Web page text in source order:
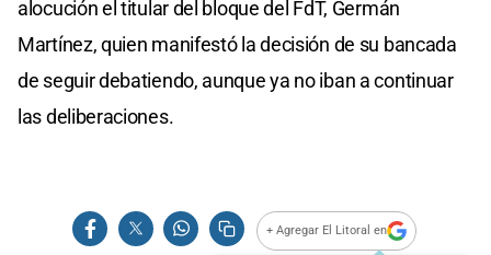
alocución el titular del bloque del FdT, Germán
Martínez, quien manifestó la decisión de su bancada
de seguir debatiendo, aunque ya no iban a continuar
las deliberaciones.
+ Agregar El Litoral en